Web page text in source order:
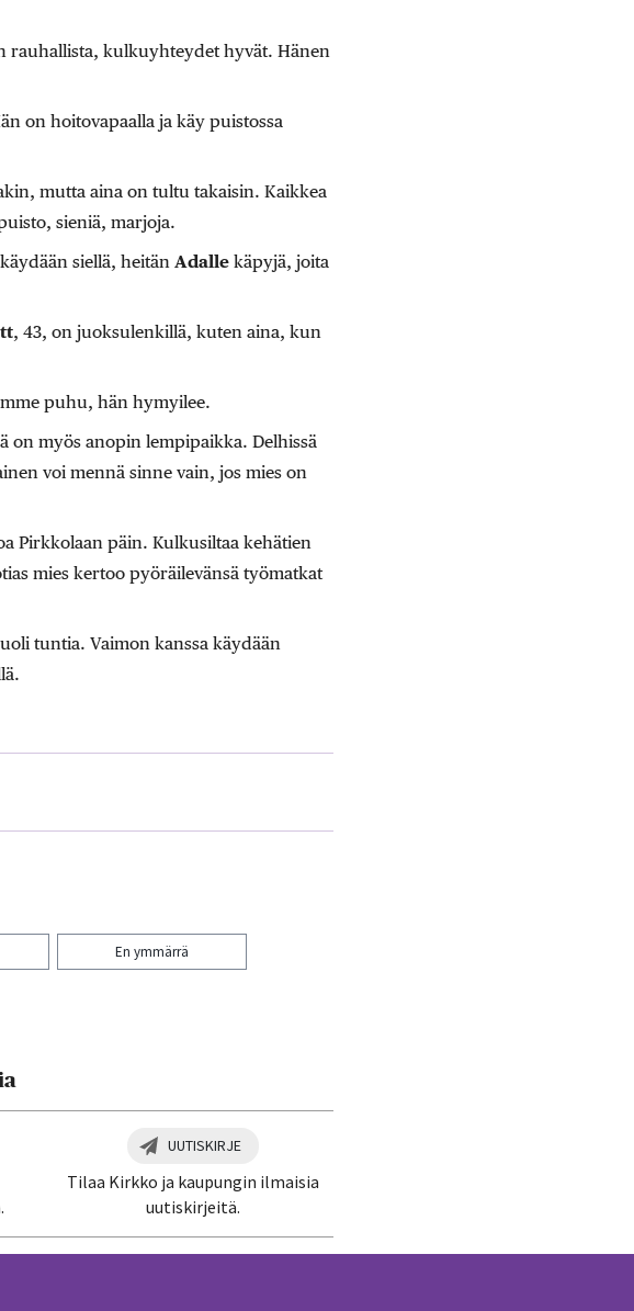
rauhallista, kulkuyhteydet hyvät. Hänen
on hoitovapaalla ja käy puistossa
mutta aina on tultu takaisin. Kaikkea
sieniä, marjoja.
siellä, heitän Adalle käpyjä, joita
, 43, on juoksulenkillä, kuten aina, kun
puhu, hän hymyilee.
on myös anopin lempipaikka. Delhissä
voi mennä sinne vain, jos mies on
Pirkkolaan päin. Kulkusiltaa kehätien
mies kertoo pyöräilevänsä työmatkat
tuntia. Vaimon kanssa käydään
En ymmärrä
UUTISKIRJE
Tilaa Kirkko ja kaupungin ilmaisia
uutiskirjeitä.